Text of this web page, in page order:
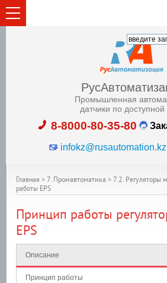
Промышленная
датчики по доступной
8-8000-80-35-80
infokz@rusautomation.kz
Главная > 7. Промавтоматика > 7.2. Регуляторы
работы EPS
Принцип работы
EPS
Описание
Принцип работы